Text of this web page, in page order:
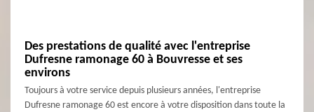
Des prestations de qualité avec l'entreprise
Dufresne ramonage 60 à Bouvresse et ses
environs
Toujours à votre service depuis plusieurs années, l'entreprise
Dufresne ramonage 60 est encore à votre disposition dans toute la